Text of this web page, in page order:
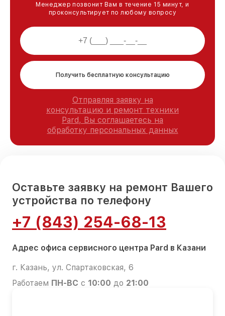
Менеджер позвонит Вам в течение 15 минут, и
проконсультирует по любому вопросу
Получить бесплатную консультацию
Отправляя заявку на
консультацию и ремонт техники
Pard, Вы соглашаетесь на
обработку персональных данных
Оставьте заявку на ремонт Вашего
устройства по телефону
+7 (843) 254-68-13
Адрес офиса сервисного центра Pard в Казани
г. Казань, ул. Спартаковская, 6
Работаем ПН-ВС с 10:00 до 21:00